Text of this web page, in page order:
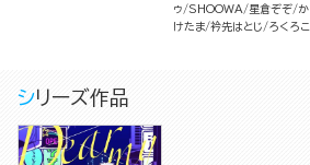
ゥ SHOOWA 星倉ぞぞ か
けたま 衿先はとじ ろくろこ
シリーズ作品